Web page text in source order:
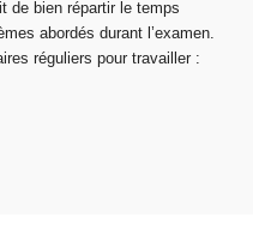
de bien répartir le temps
abordés durant l’examen.
réguliers pour travailler :